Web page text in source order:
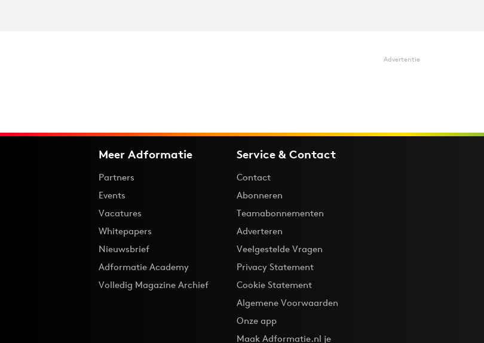
Advertentie
Meer Adformatie
Partners
Events
Vacatures
Whitepapers
Nieuwsbrief
Adformatie Academy
Volledig Magazine Archief
Service & Contact
Contact
Abonneren
Teamabonnementen
Adverteren
Veelgestelde Vragen
Privacy Statement
Cookie Statement
Algemene Voorwaarden
Onze app
Maak Adformatie.nl je